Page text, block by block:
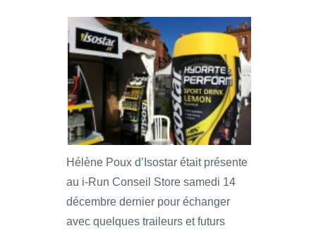
Hélène Poux d’Isostar était présente
au i-Run Conseil Store samedi 14
décembre dernier pour échanger
avec quelques traileurs et futurs